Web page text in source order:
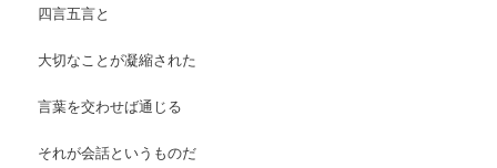
四言五言と
大切なことが凝縮された
言葉を交わせば通じる
それが会話というものだ